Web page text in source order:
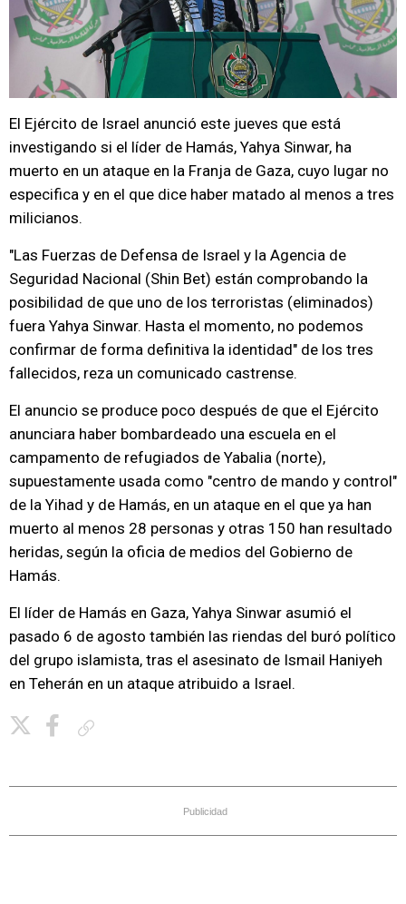
El Ejército de Israel anunció este jueves que está
investigando si el líder de Hamás, Yahya Sinwar, ha
muerto en un ataque en la Franja de Gaza, cuyo lugar no
especifica y en el que dice haber matado al menos a tres
milicianos.
"Las Fuerzas de Defensa de Israel y la Agencia de
Seguridad Nacional (Shin Bet) están comprobando la
posibilidad de que uno de los terroristas (eliminados)
fuera Yahya Sinwar. Hasta el momento, no podemos
confirmar de forma definitiva la identidad" de los tres
fallecidos, reza un comunicado castrense.
El anuncio se produce poco después de que el Ejército
anunciara haber bombardeado una escuela en el
campamento de refugiados de Yabalia (norte),
supuestamente usada como "centro de mando y control"
de la Yihad y de Hamás, en un ataque en el que ya han
muerto al menos 28 personas y otras 150 han resultado
heridas, según la oficia de medios del Gobierno de
Hamás.
El líder de Hamás en Gaza, Yahya Sinwar asumió el
pasado 6 de agosto también las riendas del buró político
del grupo islamista, tras el asesinato de Ismail Haniyeh
en Teherán en un ataque atribuido a Israel.
Publicidad